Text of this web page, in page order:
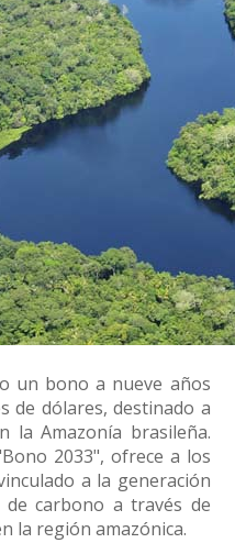
solar de
un bono a nueve años
de dólares, destinado a
la Amazonía brasileña.
2033", ofrece a los
a la generación
de carbono a través de
la región amazónica.